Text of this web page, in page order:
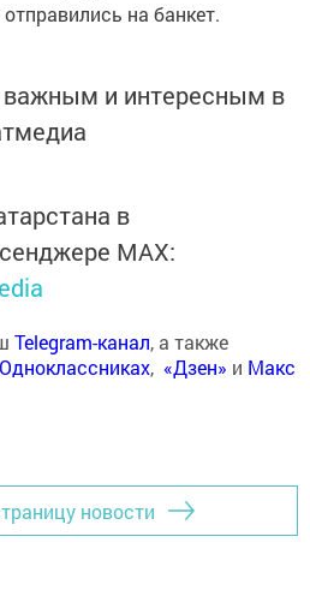
на банкет.
и интересным в
в
MАХ:
Telegram-канал, а также
Одноклассниках, «Дзен» и Макс
новости